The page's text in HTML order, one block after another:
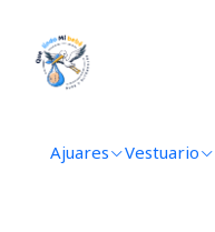
Ajuares Vestuario